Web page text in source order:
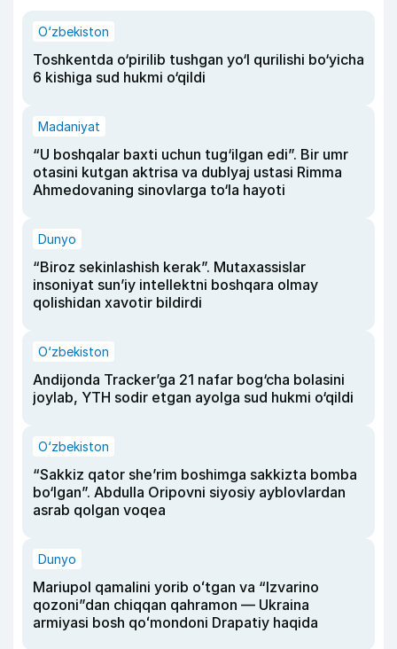
O‘zbekiston
Toshkentda o‘pirilib tushgan yo‘l qurilishi bo‘yicha
6 kishiga sud hukmi o‘qildi
Madaniyat
“U boshqalar baxti uchun tug‘ilgan edi”. Bir umr
otasini kutgan aktrisa va dublyaj ustasi Rimma
Ahmedovaning sinovlarga to‘la hayoti
Dunyo
“Biroz sekinlashish kerak”. Mutaxassislar
insoniyat sun’iy intellektni boshqara olmay
qolishidan xavotir bildirdi
O‘zbekiston
Andijonda Tracker’ga 21 nafar bog‘cha bolasini
joylab, YTH sodir etgan ayolga sud hukmi o‘qildi
O‘zbekiston
“Sakkiz qator she’rim boshimga sakkizta bomba
bo‘lgan”. Abdulla Oripovni siyosiy ayblovlardan
asrab qolgan voqea
Dunyo
Mariupol qamalini yorib oʻtgan va “Izvarino
qozoni”dan chiqqan qahramon — Ukraina
armiyasi bosh qoʻmondoni Drapatiy haqida